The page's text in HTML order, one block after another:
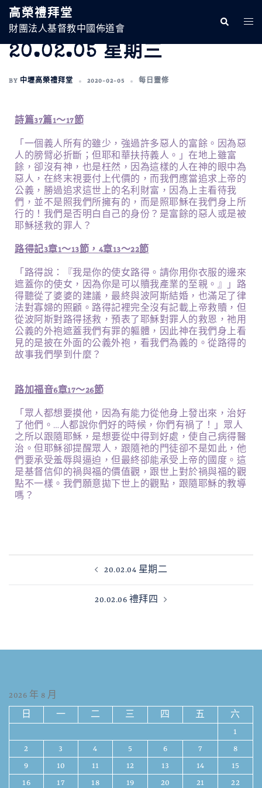
高榮禮拜堂
財團法人基督教中國佈道會
20.02.05 星期三
BY 中壢高榮禮拜堂 2020-02-05 每日靈修
詩篇37篇1～17節
「一個義人所有的雖少，強過許多惡人的富餘。因為惡
人的膀臂必折斷；但耶和華扶持義人。」在地上雖富
餘，卻沒有神，也是枉然，因為這樣的人在神的眼中為
惡人，在終末視要付上代價的，而我們應當追求上帝的
公義，勝過追求這世上的名利財富，因為上主看待我
們，並不是照我們所擁有的，而是照耶穌在我們身上所
行的！我們是否明白自己的身份？是富餘的惡人或是被
耶穌拯救的罪人？
路得記3章1～13節，4章13～22節
「路得說：『我是你的使女路得。請你用你衣服的邊來
遮蓋你的使女，因為你是可以贖我產業的至親。』」路
得聽從了婆婆的建議，最終與波阿斯結婚，也滿足了律
法對寡婦的照顧。路得記裡完全沒有記載上帝救贖，但
從波阿斯對路得拯救，預表了耶穌對罪人的救恩，祂用
公義的外袍遮蓋我們有罪的軀體，因此神在我們身上看
見的是披在外面的公義外袍，看我們為義的。從路得的
故事我們學到什麼？
路加福音6章17～26節
「眾人都想要摸他，因為有能力從他身上發出來，治好
了他們。…人都說你們好的時候，你們有禍了！」眾人
之所以跟隨耶穌，是想要從中得到好處，使自己病得醫
治。但耶穌卻提醒眾人，跟隨祂的門徒卻不是如此，他
們要承受羞辱與逼迫，但最終卻能承受上帝的國度。這
是基督信仰的禍與福的價值觀，跟世上對於禍與福的觀
點不一樣。我們願意拋下世上的觀點，跟隨耶穌的教導
嗎？
20.02.04 星期二
20.02.06 禮拜四
2026 年 8 月
日 一 二 三 四 五
六
1
2
3 4 5 6 7
8
9
10 11 12 13 14
15
16
17 18 19 20 21 22